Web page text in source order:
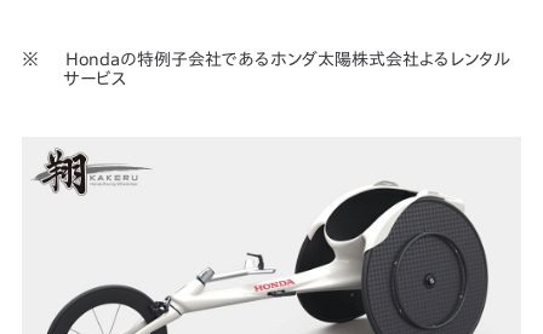
Hondaの特例子会社であるホンダ太陽株式会社よるレンタル
サービス